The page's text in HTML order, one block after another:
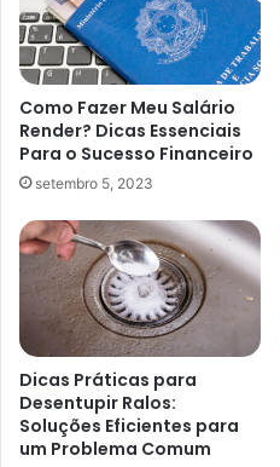
Como Fazer Meu Salário
Render? Dicas Essenciais
Para o Sucesso Financeiro
setembro 5, 2023
Dicas Práticas para
Desentupir Ralos:
Soluções Eficientes para
um Problema Comum